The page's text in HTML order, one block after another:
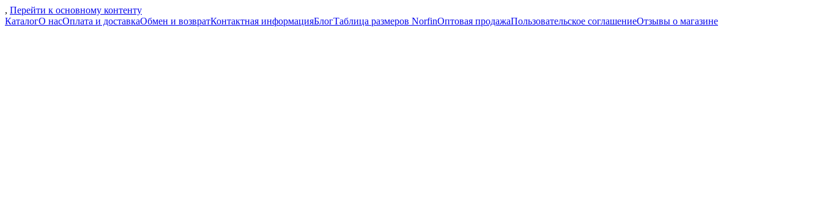
, Перейти к основному контенту
КаталогО насОплата и доставкаОбмен и возвратКонтактная информацияБлогТаблица размеров NorfinОптовая продажаПользовательское соглашениеОтзывы о магазине